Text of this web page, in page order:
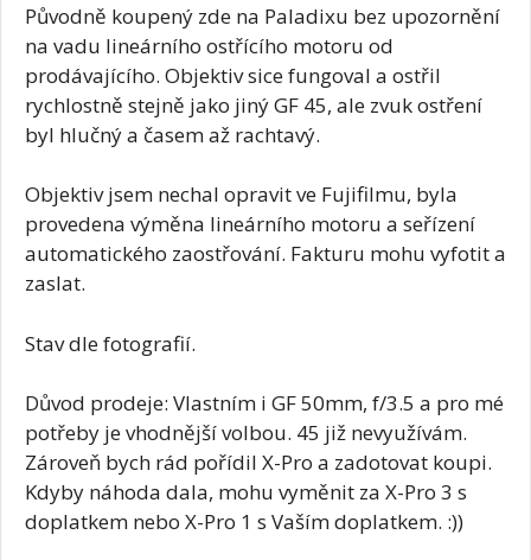
Původně koupený zde na Paladixu bez upozornění
na vadu lineárního ostřícího motoru od
prodávajícího. Objektiv sice fungoval a ostřil
rychlostně stejně jako jiný GF 45, ale zvuk ostření
byl hlučný a časem až rachtavý.
Objektiv jsem nechal opravit ve Fujifilmu, byla
provedena výměna lineárního motoru a seřízení
automatického zaostřování. Fakturu mohu vyfotit a
zaslat.
Stav dle fotografií.
Důvod prodeje: Vlastním i GF 50mm, f/3.5 a pro mé
potřeby je vhodnější volbou. 45 již nevyužívám.
Zároveň bych rád pořídil X-Pro a zadotovat koupi.
Kdyby náhoda dala, mohu vyměnit za X-Pro 3 s
doplatkem nebo X-Pro 1 s Vaším doplatkem. :))